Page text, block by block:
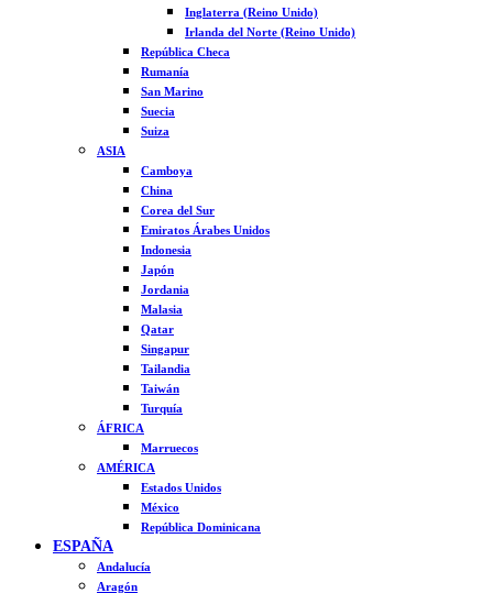
Inglaterra (Reino Unido)
Irlanda del Norte (Reino Unido)
República Checa
Rumanía
San Marino
Suecia
Suiza
ASIA
Camboya
China
Corea del Sur
Emiratos Árabes Unidos
Indonesia
Japón
Jordania
Malasia
Qatar
Singapur
Tailandia
Taiwán
Turquía
ÁFRICA
Marruecos
AMÉRICA
Estados Unidos
México
República Dominicana
ESPAÑA
Andalucía
Aragón